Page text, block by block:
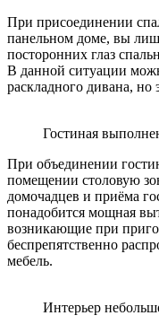
При присоединении
панельном доме, вы
посторонних глаз
В данной ситуации
раскладного дивана, но
Гостиная
При объединении
помещении столовую
домочадцев и приёма
понадобится мощная
возникающие при
беспрепятственно
мебель.
Интерьер